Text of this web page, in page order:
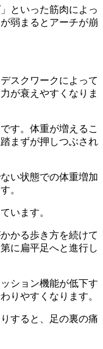
」といった筋肉によっ
弱まるとアーチが崩
スクワークによって
が衰えやすくなりま
す。体重が増えるこ
まずが押しつぶされ
い状態での体重増加
。
います。
かる歩き方を続けて
に扁平足へと進行し
ション機能が低下す
りやすくなります。
すると、足の裏の痛